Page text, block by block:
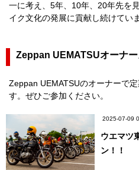
一に考え、5年、10年、20年先を
イク文化の発展に貢献し続けていま
Zeppan UEMATSUオーナ
Zeppan UEMATSUのオーナーで
す。ぜひご参加ください。
2025-07-09
ウエマツ
ン！！